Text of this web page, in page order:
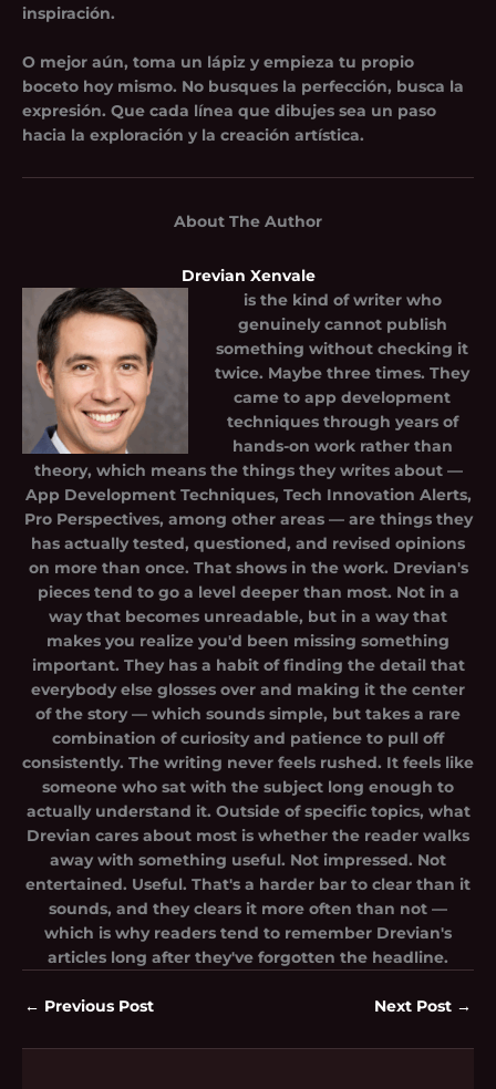
inspiración.
O mejor aún, toma un lápiz y empieza tu propio
boceto hoy mismo. No busques la perfección, busca la
expresión. Que cada línea que dibujes sea un paso
hacia la exploración y la creación artística.
About The Author
Drevian Xenvale
is the kind of writer who
genuinely cannot publish
something without checking it
twice. Maybe three times. They
came to app development
techniques through years of
hands-on work rather than
theory, which means the things they writes about —
App Development Techniques, Tech Innovation Alerts,
Pro Perspectives, among other areas — are things they
has actually tested, questioned, and revised opinions
on more than once. That shows in the work. Drevian's
pieces tend to go a level deeper than most. Not in a
way that becomes unreadable, but in a way that
makes you realize you'd been missing something
important. They has a habit of finding the detail that
everybody else glosses over and making it the center
of the story — which sounds simple, but takes a rare
combination of curiosity and patience to pull off
consistently. The writing never feels rushed. It feels like
someone who sat with the subject long enough to
actually understand it. Outside of specific topics, what
Drevian cares about most is whether the reader walks
away with something useful. Not impressed. Not
entertained. Useful. That's a harder bar to clear than it
sounds, and they clears it more often than not —
which is why readers tend to remember Drevian's
articles long after they've forgotten the headline.
← Previous Post Next Post →